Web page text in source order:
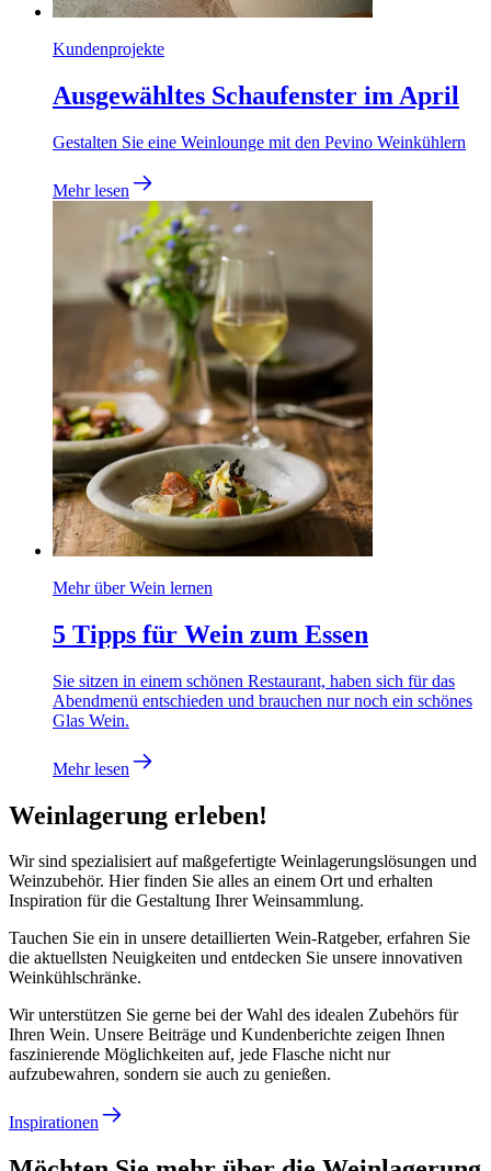
Kundenprojekte
Ausgewähltes Schaufenster im April
Gestalten Sie eine Weinlounge mit den Pevino Weinkühlern
Mehr lesen
Mehr über Wein lernen
5 Tipps für Wein zum Essen
Sie sitzen in einem schönen Restaurant, haben sich für das
Abendmenü entschieden und brauchen nur noch ein schönes
Glas Wein.
Mehr lesen
Weinlagerung erleben!
Wir sind spezialisiert auf maßgefertigte Weinlagerungslösungen und
Weinzubehör. Hier finden Sie alles an einem Ort und erhalten
Inspiration für die Gestaltung Ihrer Weinsammlung.
Tauchen Sie ein in unsere detaillierten Wein-Ratgeber, erfahren Sie
die aktuellsten Neuigkeiten und entdecken Sie unsere innovativen
Weinkühlschränke.
Wir unterstützen Sie gerne bei der Wahl des idealen Zubehörs für
Ihren Wein. Unsere Beiträge und Kundenberichte zeigen Ihnen
faszinierende Möglichkeiten auf, jede Flasche nicht nur
aufzubewahren, sondern sie auch zu genießen.
Inspirationen